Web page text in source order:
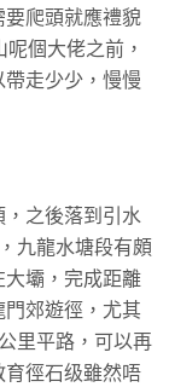
爬頭就應禮貌
個大佬之前，
走少少，慢慢
之後落到引水
九龍水塘段有頗
壩，完成距離
郊遊徑，尤其
里平路，可以再
徑石级雖然唔